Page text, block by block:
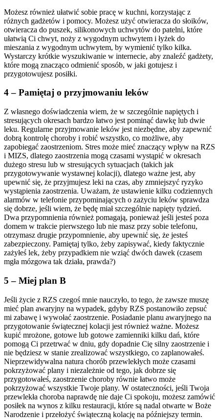
Możesz również ułatwić sobie pracę w kuchni, korzystając z
różnych gadżetów i pomocy. Możesz użyć otwieracza do słoików,
otwieracza do puszek, silikonowych uchwytów do patelni, które
ułatwią Ci chwyt, noży z wygodnym uchwytem i łyżek do
mieszania z wygodnym uchwytem, ​​by wymienić tylko kilka.
Wystarczy krótkie wyszukiwanie w internecie, aby znaleźć gadżety,
które mogą znacząco odmienić sposób, w jaki gotujesz i
przygotowujesz posiłki.
4 – Pamiętaj o przyjmowaniu leków
Z własnego doświadczenia wiem, że w szczególnie napiętych i
stresujących okresach bardzo łatwo jest pominąć dawkę lub dwie
leku. Regularne przyjmowanie leków jest niezbędne, aby zapewnić
dobrą kontrolę choroby i robić wszystko, co możliwe, aby
zapobiegać zaostrzeniom. Stres może mieć znaczący wpływ na RZS
i MIZS, dlatego zaostrzenia mogą czasami wystąpić w okresach
dużego stresu lub w stresujących sytuacjach (takich jak
przygotowywanie wystawnej kolacji), dlatego ważne jest, aby
upewnić się, że przyjmujesz leki na czas, aby zmniejszyć ryzyko
wystąpienia zaostrzenia. Uważam, że ustawienie kilku codziennych
alarmów w telefonie przypominających o zażyciu leków sprawdza
się dobrze, jeśli wiem, że będę miał szczególnie napięty tydzień.
Dwa przypomnienia również pomagają, ponieważ jeśli jesteś poza
domem w trakcie pierwszego lub nie masz przy sobie telefonu,
otrzymasz drugie przypomnienie, aby upewnić się, że jesteś
zabezpieczony. Pamiętaj tylko, żeby zapisywać, kiedy faktycznie
zażyłeś lek, żeby przypadkiem nie wziąć dwóch dawek (czasem
mgła mózgowa tak działa, prawda?)
5 – Miej plan B
Jeśli życie z RZS czegoś mnie nauczyło, to tego, że zawsze muszę
mieć plan awaryjny na wypadek, gdyby RZS postanowiło zepsuć
mi zabawę i wywołać zaostrzenie. Posiadanie planu awaryjnego na
przygotowanie świątecznej kolacji jest również ważne. Możesz
kupić mrożone, gotowe lub gotowe zamienniki kilku dań, które
pomogą Ci przetrwać w dniu, gdy dopadnie Cię silny zaostrzenie i
nie będziesz w stanie zrealizować wszystkiego, co zaplanowałeś.
Nieprzewidywalna natura chorób przewlekłych może czasami
pokrzyżować plany i niezależnie od tego, jak dobrze się
przygotowałeś, zaostrzenie choroby równie łatwo może
pokrzyżować wszystkie Twoje plany. W ostateczności, jeśli Twoja
przewlekła choroba naprawdę nie daje Ci spokoju, możesz zamówić
posiłek na wynos z kilku restauracji, które są nadal otwarte w Boże
Narodzenie i przełożyć świąteczną kolację na późniejszy termin.